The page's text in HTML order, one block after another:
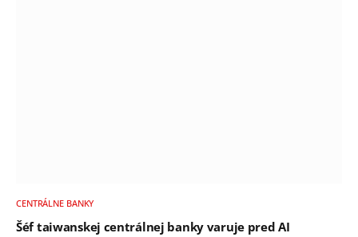
CENTRÁLNE BANKY
Šéf taiwanskej centrálnej banky varuje pred AI